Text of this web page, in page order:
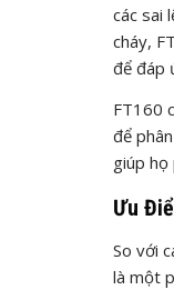
các sai
cháy,
để đáp
FT160
để
giúp
Ưu
So với
là một